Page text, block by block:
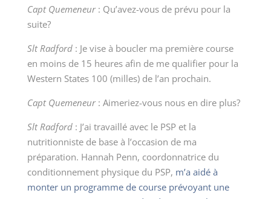
Capt Quemeneur: Qu’avez-vous de prévu pour la
suite?
Slt Radford: Je vise à boucler ma première course
en moins de 15 heures afin de me qualifier pour la
Western States 100 (milles) de l’an prochain.
Capt Quemeneur: Aimeriez-vous nous en dire plus?
Slt Radford: J’ai travaillé avec le PSP et la
nutritionniste de base à l’occasion de ma
préparation. Hannah Penn, coordonnatrice du
conditionnement physique du PSP, m’a aidé à
monter un programme de course prévoyant une